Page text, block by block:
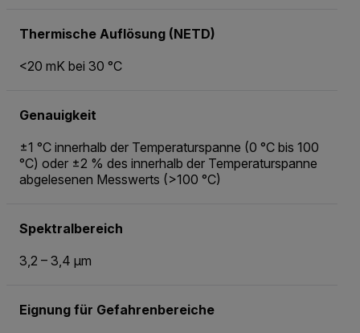
Thermische Auflösung (NETD)
<20 mK bei 30 °C
Genauigkeit
±1 °C innerhalb der Temperaturspanne (0 °C bis 100
°C) oder ±2 % des innerhalb der Temperaturspanne
abgelesenen Messwerts (>100 °C)
Spektralbereich
3,2 – 3,4 µm
Eignung für Gefahrenbereiche